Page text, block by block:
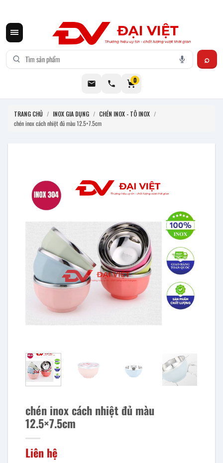
0
TRANG CHỦ / INOX GIA DỤNG / CHÉN INOX - TÔ INOX /
chén inox cách nhiệt đủ màu 12.5×7.5cm
chén inox cách nhiệt đủ màu
12.5×7.5cm
Liên hệ